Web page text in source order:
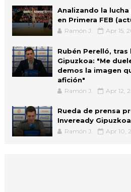
Analizando la
en Primera FEB
Ramón J. Apr 15,
Rubén Perelló,
Gipuzkoa: "Me
demos la imagen
afición"
Ramón J. Apr 12,
Rueda de prensa
Inveready Gipuzkoa
Ramón J. Apr 10,